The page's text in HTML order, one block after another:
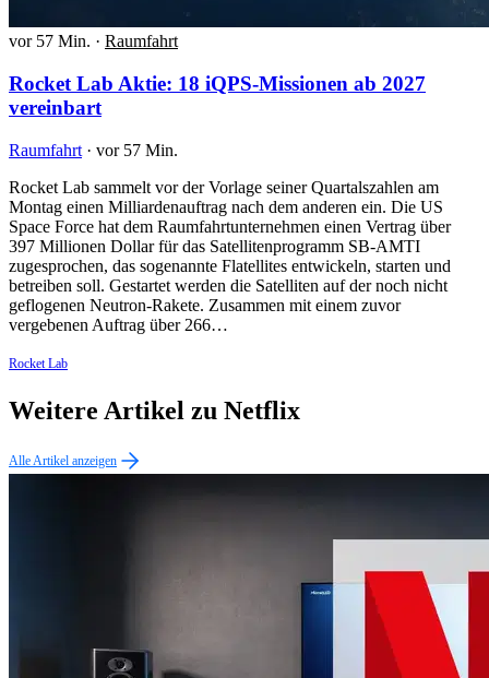
vor 57 Min. · Raumfahrt
Rocket Lab Aktie: 18 iQPS-Missionen ab 2027
vereinbart
Raumfahrt · vor 57 Min.
Rocket Lab sammelt vor der Vorlage seiner Quartalszahlen am
Montag einen Milliardenauftrag nach dem anderen ein. Die US
Space Force hat dem Raumfahrtunternehmen einen Vertrag über
397 Millionen Dollar für das Satellitenprogramm SB-AMTI
zugesprochen, das sogenannte Flatellites entwickeln, starten und
betreiben soll. Gestartet werden die Satelliten auf der noch nicht
geflogenen Neutron-Rakete. Zusammen mit einem zuvor
vergebenen Auftrag über 266…
Rocket Lab
Weitere Artikel zu Netflix
Alle Artikel anzeigen